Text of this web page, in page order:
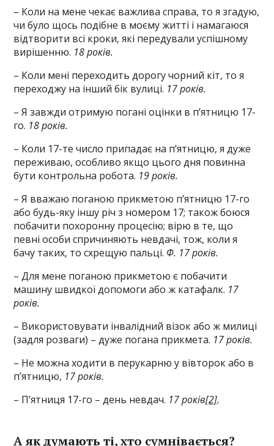
– Коли на мене чекає важлива справа, то я згадую,
чи було щось подібне в моєму житті і намагаюся
відтворити всі кроки, які передували успішному
вирішенню. 18 років.
– Коли мені переходить дорогу чорний кіт, то я
переходжу на інший бік вулиці. 17 років.
– Я завжди отримую погані оцінки в п’ятницю 17-
го. 18 років.
– Коли 17-те число припадає на п’ятницю, я дуже
переживаю, особливо якщо цього дня повинна
бути контрольна робота. 19 років.
– Я вважаю поганою прикметою п’ятницю 17-го
або будь-яку іншу річ з номером 17; також боюся
побачити похоронну процесію; вірю в те, що
певні особи спричиняють невдачі, тож, коли я
бачу таких, то схрещую пальці. Ф. 17 років.
– Для мене поганою прикметою є побачити
машину швидкої допомоги або ж катафалк. 17
років.
– Використовувати інвалідний візок або ж милиці
(задля розваги) – дуже погана прикмета. 17 років.
– Не можна ходити в перукарню у вівторок або в
п’ятницю, 17 років.
– П’ятниця 17-го – день невдач. 17 років[2].
А як думають ті, хто сумнівається?